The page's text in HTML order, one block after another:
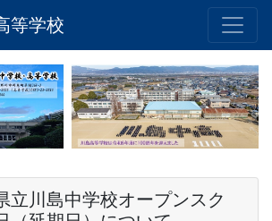
等学校
立川島中学校オープンスク